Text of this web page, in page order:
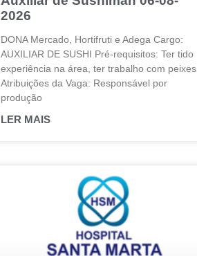
2026
DONA Mercado, Hortifruti e Adega Cargo:
AUXILIAR DE SUSHI Pré-requisitos: Ter tido
experiência na área, ter trabalho com peixes.
Atribuições da Vaga: Responsável por
produção
LER MAIS